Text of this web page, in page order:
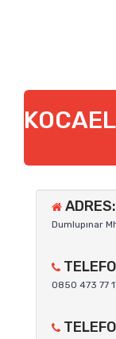
ADRES:
Dumlupınar
0850 473 77